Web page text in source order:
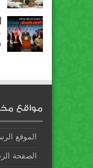
مواقع
الموقع
الصفحة